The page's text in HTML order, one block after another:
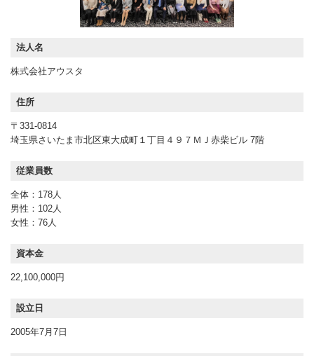
法人名
株式会社アウスタ
住所
〒331-0814
埼玉県さいたま市北区東大成町１丁目４９７ＭＪ赤柴ビル 7階
従業員数
全体：178人
男性：102人
女性：76人
資本金
22,100,000円
設立日
2005年7月7日